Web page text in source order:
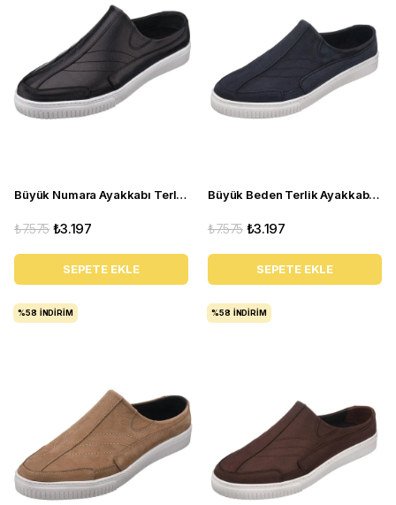
Büyük Numara Ayakkabı Terlik - Kley-01 Siyah
₺3.197
₺7.575
SEPETE EKLE
Büyük Beden Terlik Ayakkabı - Kley-01 Lacivert
₺3.197
₺7.575
SEPETE EKLE
%58 İNDIRIM %58 İNDIRIM